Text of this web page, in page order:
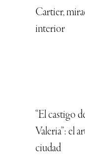
Cartier,
interior
“El castigo
Valeria”: el
ciudad